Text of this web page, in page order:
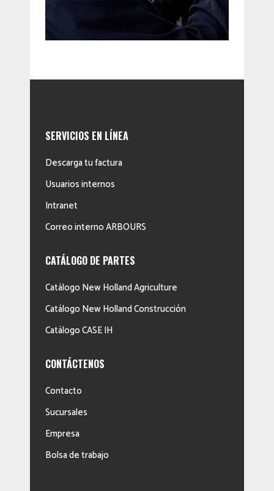
SERVICIOS EN LÍNEA
Descarga tu factura
Usuarios internos
Intranet
Correo interno ARBOURS
CATÁLOGO DE PARTES
Catálogo New Holland Agriculture
Catálogo New Holland Construcción
Catálogo CASE IH
CONTÁCTENOS
Contacto
Sucursales
Empresa
Bolsa de trabajo